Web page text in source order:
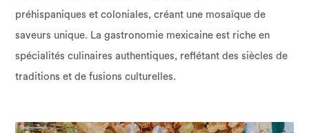
préhispaniques et coloniales, créant une mosaïque de
saveurs unique. La gastronomie mexicaine est riche en
spécialités culinaires authentiques, reflétant des siècles de
traditions et de fusions culturelles.